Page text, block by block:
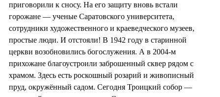
приговорили к сносу. На его защиту вновь встали
горожане — ученые Саратовского университета,
сотрудники художественного и краеведческого музеев,
простые люди. И отстояли! В 1942 году в старинной
церкви возобновились богослужения. А в 2004-м
прихожане благоустроили заброшенный сквер рядом с
храмом. Здесь есть роскошный розарий и живописный
пруд, окружённый садом. Сегодня Троицкий собор —